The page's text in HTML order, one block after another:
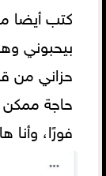
كتب أيضا
بيحبوني
حزاني من
حاجة ممكن
فورًا،